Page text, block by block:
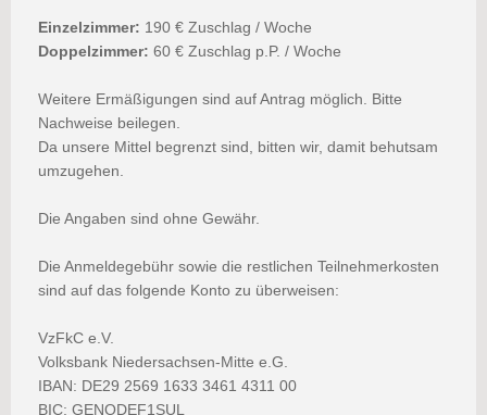
Einzelzimmer: 190 € Zuschlag / Woche
Doppelzimmer: 60 € Zuschlag p.P. / Woche
Weitere Ermäßigungen sind auf Antrag möglich. Bitte
Nachweise beilegen.
Da unsere Mittel begrenzt sind, bitten wir, damit behutsam
umzugehen.
Die Angaben sind ohne Gewähr.
Die Anmeldegebühr sowie die restlichen Teilnehmerkosten
sind auf das folgende Konto zu überweisen:
VzFkC e.V.
Volksbank Niedersachsen-Mitte e.G.
IBAN: DE29 2569 1633 3461 4311 00
BIC: GENODEF1SUL